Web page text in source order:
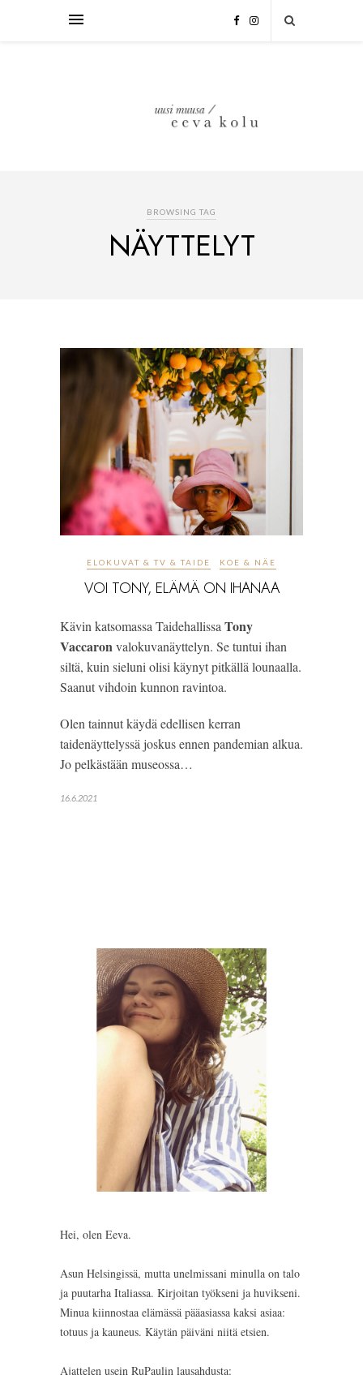
BROWSING TAG
NÄYTTELYT
ELOKUVAT & TV & TAIDE KOE & NÄE
VOI TONY, ELÄMÄ ON IHANAA
Kävin katsomassa Taidehallissa Tony
Vaccaronvalokuvanäyttelyn. Se tuntui ihan
siltä, kuin sieluni olisi käynyt pitkällä lounaalla.
Saanut vihdoin kunnon ravintoa.
Olen tainnut käydä edellisen kerran
taidenäyttelyssä joskus ennen pandemian alkua.
Jo pelkästään museossa…
16.6.2021
Hei, olen Eeva.
Asun Helsingissä, mutta unelmissani minulla on talo
ja puutarha Italiassa. Kirjoitan työkseni ja huvikseni.
Minua kiinnostaa elämässä pääasiassa kaksi asiaa:
totuus ja kauneus. Käytän päiväni niitä etsien.
Ajattelen usein RuPaulin lausahdusta: